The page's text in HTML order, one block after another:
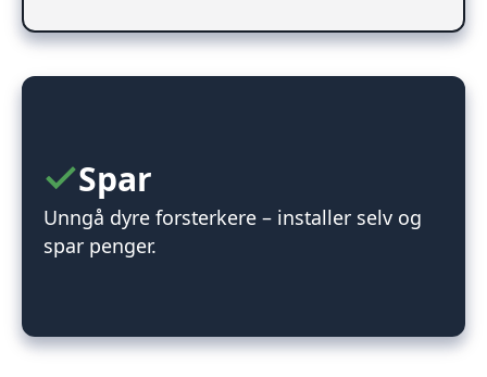
Spar
Unngå dyre forsterkere – installer selv og
spar penger.